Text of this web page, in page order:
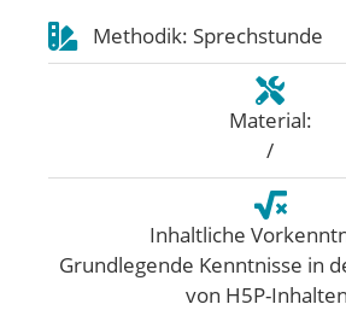
Methodik: Sprechstunde
Material:
/
Inhaltliche
Grundlegende Kenntnisse in
von H5P-